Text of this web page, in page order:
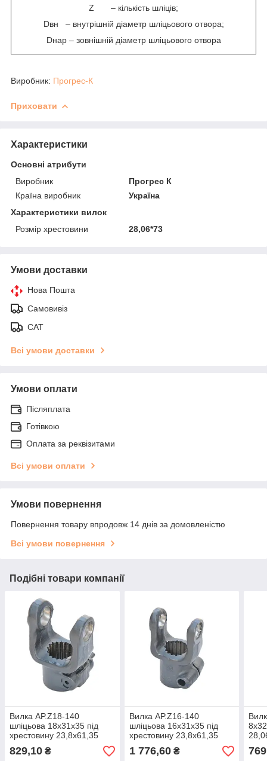
Z – кількість шліців;
Dвн – внутрішній діаметр шліцьового отвора;
Dнар – зовнішній діаметр шліцьового отвора
Виробник: Прогрес-К
Приховати
Характеристики
Основні атрибути
Виробник
Прогрес К
Країна виробник
Україна
Характеристики вилок
Розмір хрестовини
28,06*73
Умови доставки
Нова Пошта
Самовивіз
САТ
Всі умови доставки
Умови оплати
Післяплата
Готівкою
Оплата за реквізитами
Всі умови оплати
Умови повернення
Повернення товару впродовж 14 днів за домовленістю
Всі умови повернення
Подібні товари компанії
Вилка AP.Z18-140
шліцьова 18х31х35 під
хрестовину 23,8х61,35
829,10 ₴
Вилка AP.Z16-140
шліцьова 16х31х35 під
хрестовину 23,8х61,35
1 776,60₴